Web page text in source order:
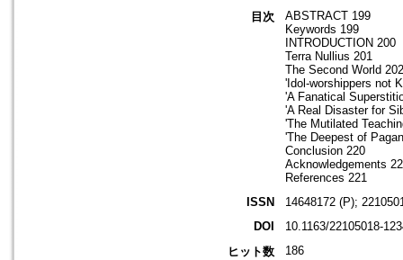
目次
ABSTRACT 199
Keywords 199
INTRODUCTION 200
Terra Nullius 201
The Second World 202
'Idol-worshippers not
'A Fanatical
'A Real Disaster for
'The Mutilated
'The Deepest of
Conclusion 220
Acknowledgements
References 221
ISSN
14648172 (P);
DOI
10.1163/22105018-
ヒット数
186